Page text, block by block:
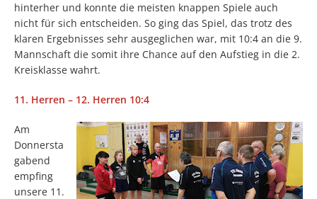
hinterher und konnte die meisten knappen Spiele auch
nicht für sich entscheiden. So ging das Spiel, das trotz des
klaren Ergebnisses sehr ausgeglichen war, mit 10:4 an die 9.
Mannschaft die somit ihre Chance auf den Aufstieg in die 2.
Kreisklasse wahrt.
11. Herren – 12. Herren 10:4
Am
Donnersta
gabend
empfing
unsere 11.